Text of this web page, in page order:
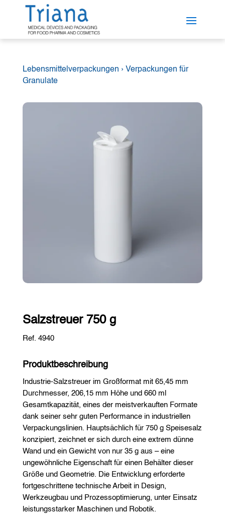
Lebensmittelverpackungen › Verpackungen für
Granulate
Salzstreuer 750 g
Ref. 4940
Produktbeschreibung
Industrie-Salzstreuer im Großformat mit 65,45 mm
Durchmesser, 206,15 mm Höhe und 660 ml
Gesamtkapazität, eines der meistverkauften Formate
dank seiner sehr guten Performance in industriellen
Verpackungslinien. Hauptsächlich für 750 g Speisesalz
konzipiert, zeichnet er sich durch eine extrem dünne
Wand und ein Gewicht von nur 35 g aus – eine
ungewöhnliche Eigenschaft für einen Behälter dieser
Größe und Geometrie. Die Entwicklung erforderte
fortgeschrittene technische Arbeit in Design,
Werkzeugbau und Prozessoptimierung, unter Einsatz
leistungsstarker Maschinen und Robotik.